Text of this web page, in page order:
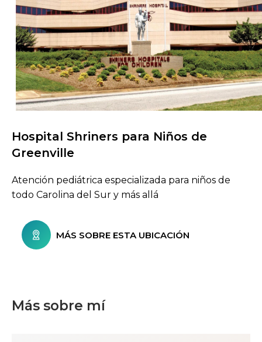
Buscar centros de atención
Hospital Shriners para Niños de
Greenville
Atención pediátrica especializada para niños de
todo Carolina del Sur y más allá
MÁS SOBRE ESTA UBICACIÓN
Más sobre mí